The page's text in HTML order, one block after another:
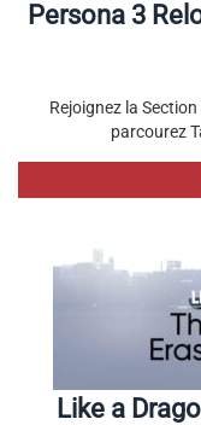
Persona 3
Rejoignez la
parcourez
Like a